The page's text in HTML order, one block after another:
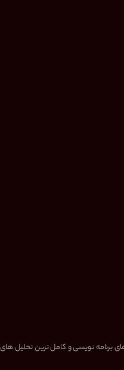
برنامه نویسی و کامل ترین تحلیل های